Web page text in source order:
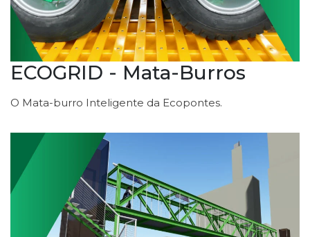
ECOGRID - Mata-Burros
O Mata-burro Inteligente da Ecopontes.